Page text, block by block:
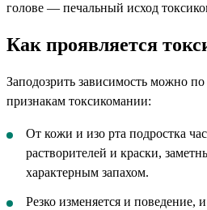
голове — печальный исход
Как проявляется
Заподозрить зависимость можно
признакам токсикомании:
От кожи и изо рта подростка
растворителей и краски,
характерным запахом.
Резко изменяется и поведение,